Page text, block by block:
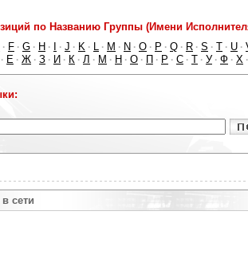
по Названию Группы (Имени
· F · G · H · · J · K · L · M · N · O · P · Q · R · S · T · U ·
· Е · Ж · З · И · К · Л · М · Н · О · П · Р · С · Т · У · Ф · Х
сети